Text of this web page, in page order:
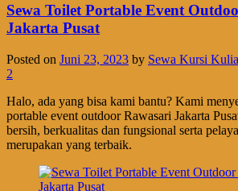
Sewa Toilet Portable Event
Jakarta Pusat
Posted on Juni 23, 2023 by Sewa Kursi
2
Halo, ada yang bisa kami bantu? Kami
portable event outdoor Rawasari Jakarta
bersih, berkualitas dan fungsional serta
merupakan yang terbaik.